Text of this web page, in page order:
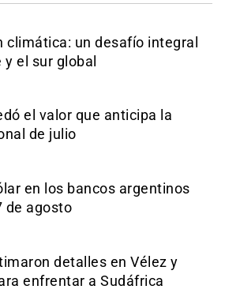
climática: un desafío integral
el sur global
el valor que anticipa la
de julio
en los bancos argentinos
de agosto
detalles en Vélez y
enfrentar a Sudáfrica